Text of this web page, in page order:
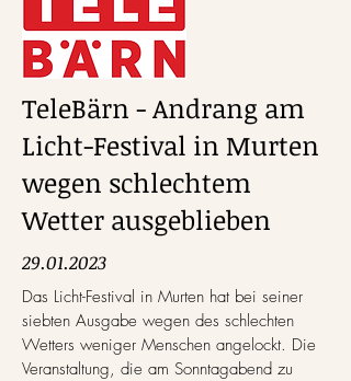
TeleBärn - Andrang am
Licht-Festival in Murten
wegen schlechtem
Wetter ausgeblieben
29.01.2023
Das Licht-Festival in Murten hat bei seiner
siebten Ausgabe wegen des schlechten
Wetters weniger Menschen angelockt. Die
Veranstaltung, die am Sonntagabend zu